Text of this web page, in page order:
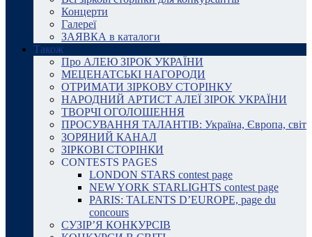
Концерти
Галереї
ЗАЯВКА в каталоги
Також
Про АЛЕЮ ЗІРОК УКРАЇНИ
МЕЦЕНАТСЬКІ НАГОРОДИ
ОТРИМАТИ ЗІРКОВУ СТОРІНКУ
НАРОДНИЙ АРТИСТ АЛЕЇ ЗІРОК УКРАЇНИ
ТВОРЧІ ОГОЛОШЕННЯ
ПРОСУВАННЯ ТАЛАНТІВ: Україна, Європа, світ
ЗОРЯНИЙ КАНАЛ
ЗІРКОВІ СТОРІНКИ
CONTESTS PAGES
LONDON STARS contest page
NEW YORK STARLIGHTS contest page
PARIS: TALENTS D’EUROPE, page du
concours
СУЗІР’Я КОНКУРСІВ